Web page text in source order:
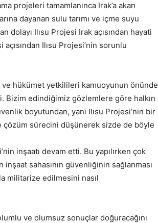
projeleri tamamlanınca Irak’a akan
dayanan sulu tarımı ve içme suyu
Ilısu Projesi Irak açısından hayati
açısından Ilısu Projesi’nin sorunlu
ve hükümet yetkilileri kamuoyunun önünde
Bizim edindiğimiz gözlemlere göre halkın
boyutundan, yani Ilısu Projesi’nin bir
çözüm sürecini düşünerek sizde de böyle
inşaatı devam etti. Bu yapılırken çok
sahasının güvenliğinin sağlanması
militarize edilmesini nasıl
ve olumsuz sonuçlar doğuracağını